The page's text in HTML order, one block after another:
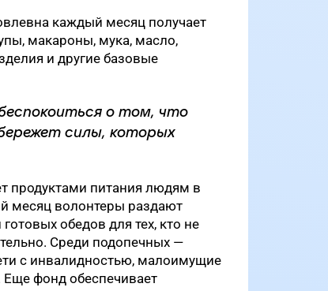
каждый месяц получает
макароны, мука, масло,
и другие базовые
о том, что
силы, которых
продуктами питания людям в
месяц волонтеры раздают
обедов для тех, кто не
Среди подопечных —
с инвалидностью, малоимущие
фонд обеспечивает